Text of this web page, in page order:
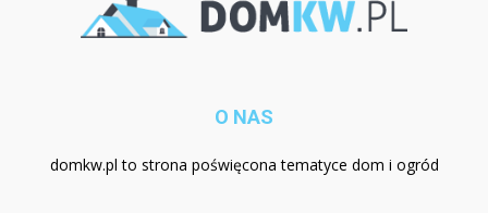
O NAS
domkw.pl to strona poświęcona tematyce dom i ogród